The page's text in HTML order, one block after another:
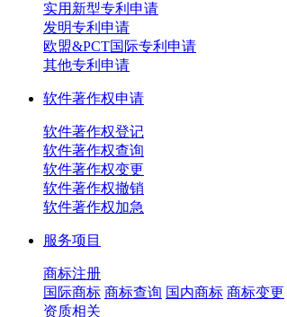
实用新型专利申请
发明专利申请
欧盟&PCT国际专利申请
其他专利申请
软件著作权申请
软件著作权登记
软件著作权查询
软件著作权变更
软件著作权撤销
软件著作权加急
服务项目
商标注册
国际商标 商标查询 国内商标 商标变更
资质相关